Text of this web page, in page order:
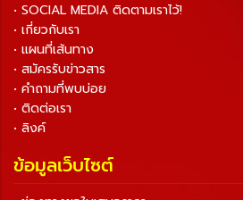
• SOCIAL MEDIA ติดตามเราไว้!
• เกี่ยวกับเรา
• แผนที่เส้นทาง
• สมัครรับข่าวสาร
• คำถามที่พบบ่อย
• ติดต่อเรา
• ลิงค์
ข้อมูลเว็บไซต์